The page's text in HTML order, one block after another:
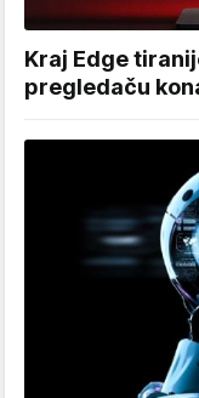
Kraj Edge
pregledaču